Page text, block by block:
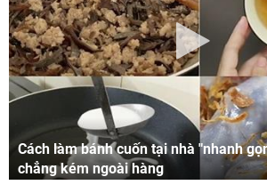
Cách làm bánh cuốn tại nhà "nhanh
chẳng kém ngoài hàng